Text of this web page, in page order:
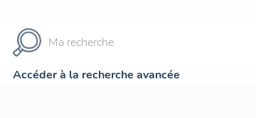
Accéder à la recherche avancée